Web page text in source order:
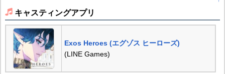
キャスティングアプリ
Exos Heroes (エグゾス ヒーローズ)
(LINE Games)